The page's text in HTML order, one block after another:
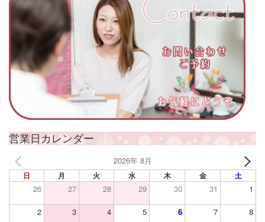
営業日カレンダー
2026年 8月
日 月 火 水 木 金 土
26 27 28 29 30 31 1
2 3 4 5 6 7 8